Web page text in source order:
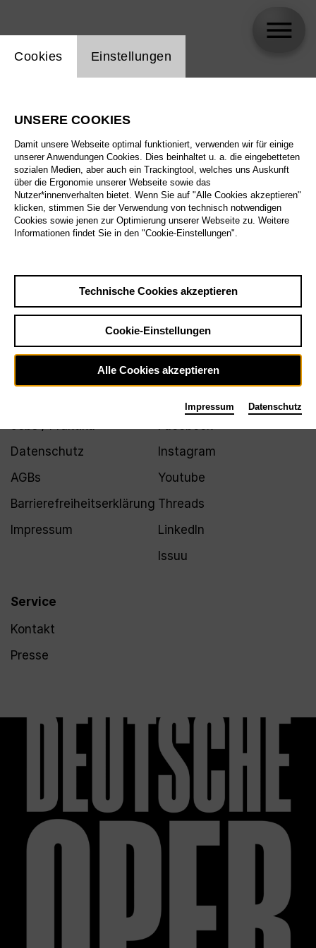
Biographie
Spielplan
Jobs / Praktika
Datenschutz
AGBs
Barrierefreiheitserklärung
Impressum
Service
Kontakt
Presse
Facebook
Instagram
Youtube
Threads
LinkedIn
Issuu
Einstellung Website Cookie
Cookies Einstellungen
UNSERE COOKIES
Damit unsere Webseite optimal funktioniert, verwenden wir für einige
unserer Anwendungen Cookies. Dies beinhaltet u. a. die eingebetteten
sozialen Medien, aber auch ein Trackingtool, welches uns Auskunft
über die Ergonomie unserer Webseite sowie das
Nutzer*innenverhalten bietet. Wenn Sie auf "Alle Cookies akzeptieren"
klicken, stimmen Sie der Verwendung von technisch notwendigen
Cookies sowie jenen zur Optimierung unserer Webseite zu. Weitere
Informationen findet Sie in den "Cookie-Einstellungen".
Technische Cookies akzeptieren
Cookie-Einstellungen
Alle Cookies akzeptieren
Impressum Datenschutz